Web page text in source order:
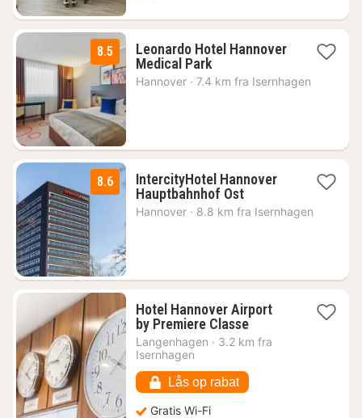
8.5
Leonardo Hotel Hannover
Medical Park1
nat
Hannover · 7.4 km fra Isernhagen
8.6
IntercityHotel Hannover
Hauptbahnhof Ost1
nat
Hannover · 8.8 km fra Isernhagen
Hotel Hannover Airport
by Premiere Classe1
nat
kr.
Langenhagen · 3.2 km fra
Isernhagen
Lås op rabat
Gratis Wi-Fi